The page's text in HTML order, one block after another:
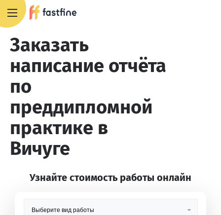
Заказать
написание отчёта
по
преддипломной
практике в
Вичуге
Узнайте стоимость работы онлайн